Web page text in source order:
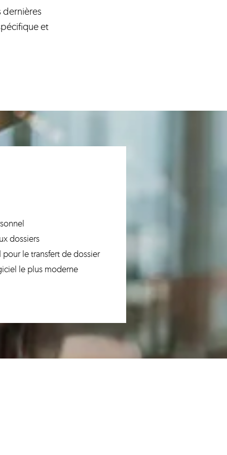
dernières
et
dossiers
pour le transfert de dossier
le plus moderne